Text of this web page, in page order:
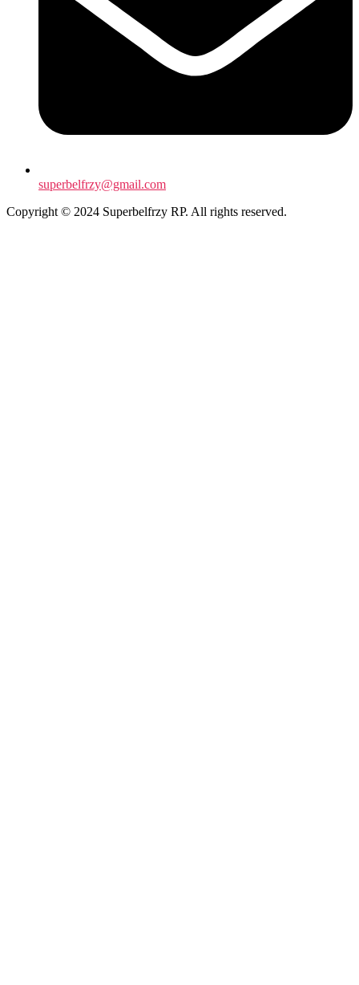
superbelfrzy@gmail.com
Copyright © 2024 Superbelfrzy RP. All rights reserved.